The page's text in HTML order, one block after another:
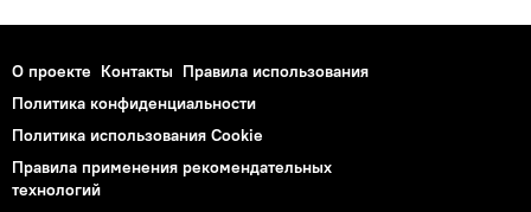
О проекте Контакты Правила использования
Политика конфиденциальности
Политика использования Cookie
Правила применения рекомендательных
технологий